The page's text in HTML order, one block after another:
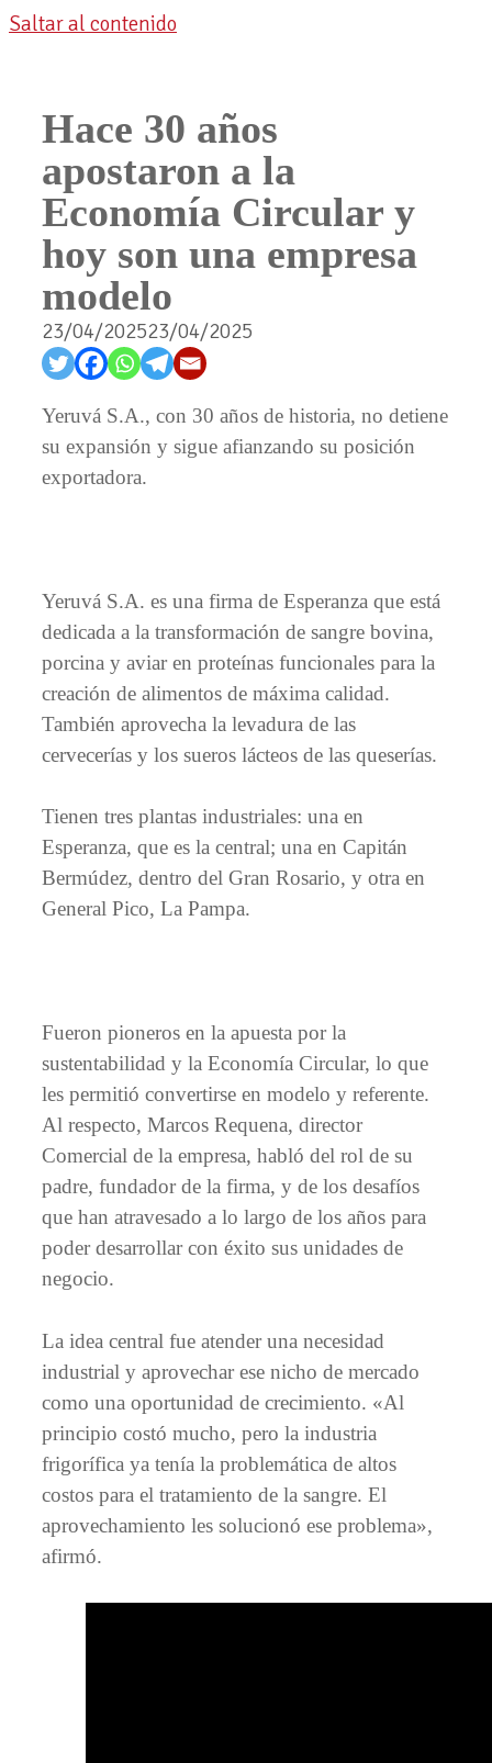
Saltar al contenido
Hace 30 años
apostaron a la
Economía Circular y
hoy son una empresa
modelo
23/04/202523/04/2025
Yeruvá S.A., con 30 años de historia, no detiene
su expansión y sigue afianzando su posición
exportadora.
Yeruvá S.A. es una firma de Esperanza que está
dedicada a la transformación de sangre bovina,
porcina y aviar en proteínas funcionales para la
creación de alimentos de máxima calidad.
También aprovecha la levadura de las
cervecerías y los sueros lácteos de las queserías.
Tienen tres plantas industriales: una en
Esperanza, que es la central; una en Capitán
Bermúdez, dentro del Gran Rosario, y otra en
General Pico, La Pampa.
Fueron pioneros en la apuesta por la
sustentabilidad y la Economía Circular, lo que
les permitió convertirse en modelo y referente.
Al respecto, Marcos Requena, director
Comercial de la empresa, habló del rol de su
padre, fundador de la firma, y de los desafíos
que han atravesado a lo largo de los años para
poder desarrollar con éxito sus unidades de
negocio.
La idea central fue atender una necesidad
industrial y aprovechar ese nicho de mercado
como una oportunidad de crecimiento. «Al
principio costó mucho, pero la industria
frigorífica ya tenía la problemática de altos
costos para el tratamiento de la sangre. El
aprovechamiento les solucionó ese problema»,
afirmó.